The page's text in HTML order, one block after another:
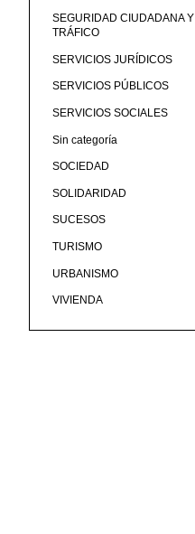
SEGURIDAD CIUDADANA Y
TRÁFICO
SERVICIOS JURÍDICOS
SERVICIOS PÚBLICOS
SERVICIOS SOCIALES
Sin categoría
SOCIEDAD
SOLIDARIDAD
SUCESOS
TURISMO
URBANISMO
VIVIENDA